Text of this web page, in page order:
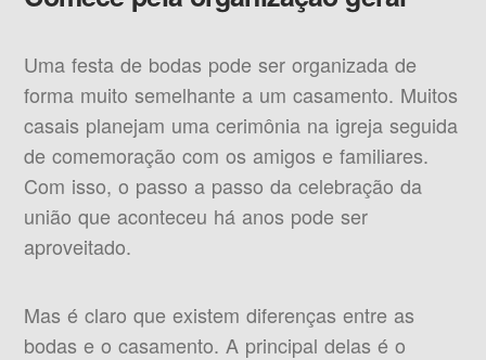
Uma festa de bodas pode ser organizada de
forma muito semelhante a um casamento. Muitos
casais planejam uma cerimônia na igreja seguida
de comemoração com os amigos e familiares.
Com isso, o passo a passo da celebração da
união que aconteceu há anos pode ser
aproveitado.
Mas é claro que existem diferenças entre as
bodas e o casamento. A principal delas é o